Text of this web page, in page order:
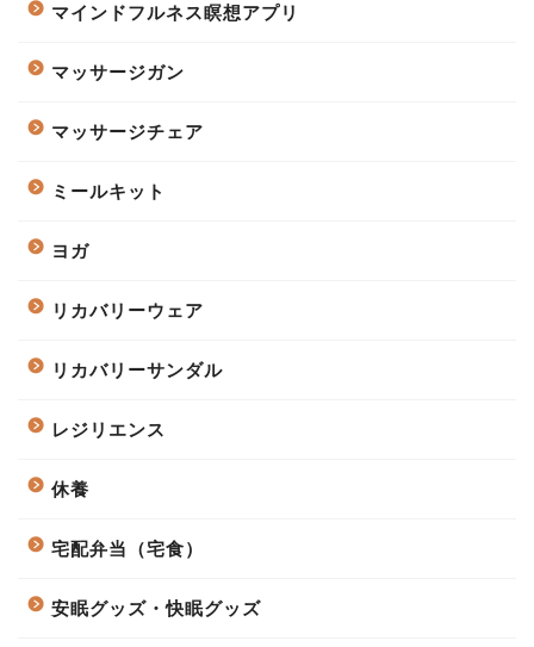
マインドフルネス瞑想アプリ
マッサージガン
マッサージチェア
ミールキット
ヨガ
リカバリーウェア
リカバリーサンダル
レジリエンス
休養
宅配弁当（宅食）
安眠グッズ・快眠グッズ